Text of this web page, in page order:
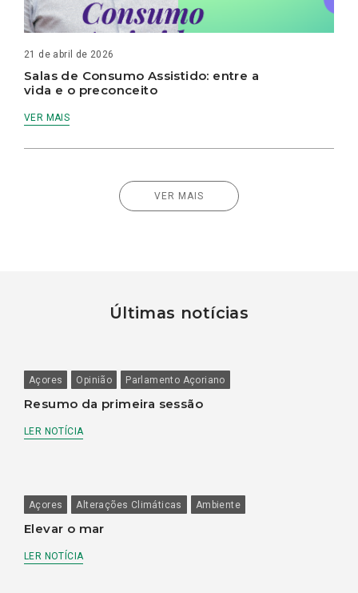
21 de abril de 2026
Salas de Consumo Assistido: entre a
vida e o preconceito
VER MAIS
VER MAIS
Últimas notícias
Açores Opinião Parlamento Açoriano
Resumo da primeira sessão
LER NOTÍCIA
Açores Alterações Climáticas Ambiente
Elevar o mar
LER NOTÍCIA